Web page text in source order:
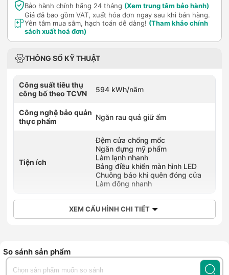
Bảo hành chính hãng 24 tháng (Xem trung tâm bảo hành)
Giá đã bao gồm VAT, xuất hóa đơn ngay sau khi bán hàng.
Yên tâm mua sắm, hạch toán dễ dàng! (Tham khảo chính
sách xuất hoá đơn)
THÔNG SỐ KỸ THUẬT
Công suất tiêu thụ
công bố theo TCVN
594 kWh/năm
Công nghệ bảo quản
thực phẩm
Ngăn rau quả giữ ẩm
Tiện ích
Đệm cửa chống mốc
Ngăn đựng mỹ phẩm
Làm lạnh nhanh
Bảng điều khiển màn hình LED
Chuông báo khi quên đóng cửa
Làm đông nhanh
XEM CẤU HÌNH CHI TIẾT
So sánh sản phẩm